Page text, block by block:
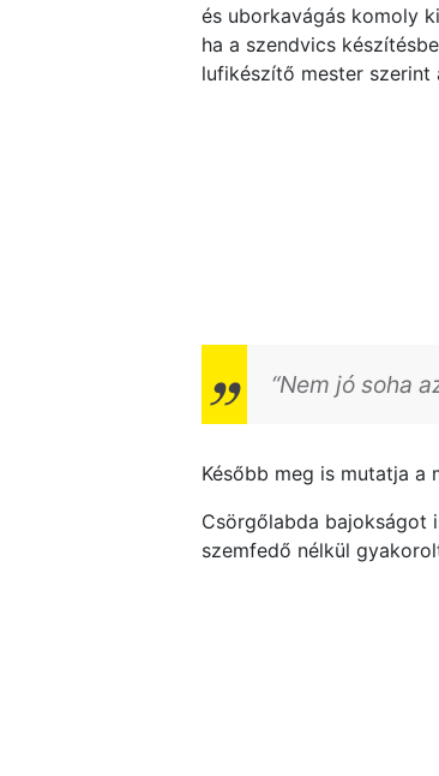
és uborkavágás komoly
ha a szendvics
lufikészítő mester szerint
“Nem jó soha
Később meg is mutatja a
Csörgőlabda bajokságot
szemfedő nélkül